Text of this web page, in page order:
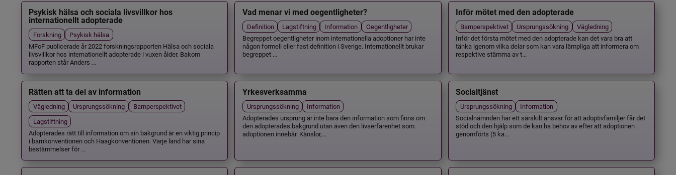
Psykisk hälsa och sociala livsvillkor hos
internationellt adopterade
Forskning
Psykisk hälsa
MFoF publicerade år 2022 forskningsrapporten Hälsa och sociala
livsvillkor hos internationellt adopterade i vuxen ålder. Bakom
rapporten står Anders ...
Vad menar vi med oegentligheter?
Definition Lagstiftning Information
Oegentligheter
Begreppet oegentligheter inom internationella adoptioner har inte
någon formell eller fast definition i Sverige. Internationellt brukar
begreppet ...
Inför mötet med den adopterade
Barnperspektivet Ursprungssökning
Vägledning
Inför det första mötet med den adopterade kan det vara bra att
tänka igenom vilka delar som kan vara lämpliga att informera om
respektive stämma av t...
Rätten att ta del av information
Vägledning Ursprungssökning
Barnperspektivet
Lagstiftning
Adopterades rätt till information om sin bakgrund är en viktig princip
i barnkonventionen och Haagkonventionen. Varje land har sina
bestämmelser för ...
Yrkesverksamma
Ursprungssökning
Information
Adopterades ursprung är inte bara den information som finns om
den adopterades bakgrund utan även den livserfarenhet som
adoptionen innebär. Känslor,...
Socialtjänst
Ursprungssökning
Information
Socialnämnden har ett särskilt ansvar för att adoptivfamiljer får det
stöd och den hjälp som de kan ha behov av efter att adoptionen
genomförts (5 ka...